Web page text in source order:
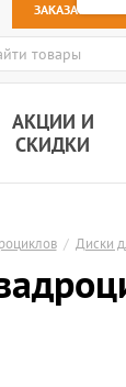
ЗАКАЗАТЬ
АКЦИИ И
СКИДКИ
/ Диски